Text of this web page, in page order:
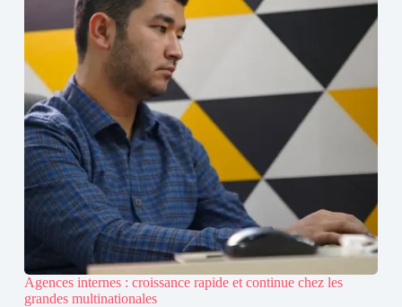
Agences internes : croissance rapide et continue chez les
grandes multinationales